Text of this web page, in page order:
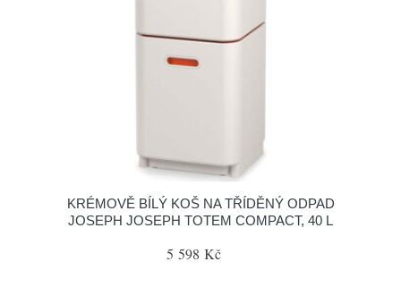
KRÉMOVĚ BÍLÝ KOŠ NA TŘÍDĚNÝ ODPAD
JOSEPH JOSEPH TOTEM COMPACT, 40 L
5 598 Kč